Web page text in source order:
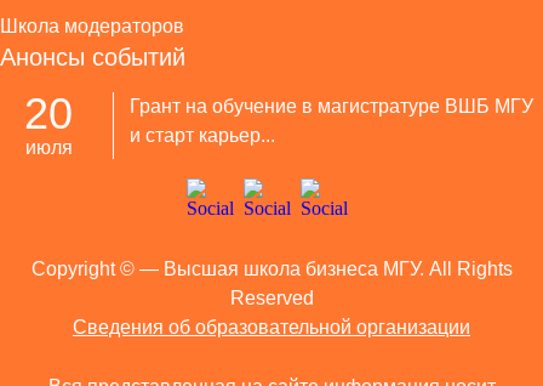
Школа модераторов
Анонсы событий
20
июля
Грант на обучение в магистратуре ВШБ МГУ
и старт карьер...
Copyright © — Высшая школа бизнеса МГУ. All Rights
Reserved
Сведения об образовательной организации